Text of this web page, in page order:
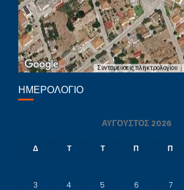
Συντομεύσεις πληκτρολογίου
ΗΜΕΡΟΛΌΓΙΟ
ΑΎΓΟΥΣΤΟΣ 2026
Δ Τ Τ Π Π
3
4 5 6 7